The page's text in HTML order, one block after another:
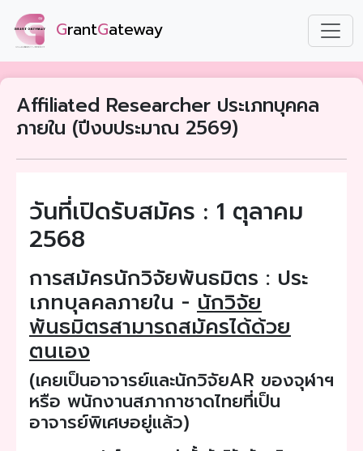
GrantGateway
Affiliated Researcher ประเภทบุคคล
ภายใน (ปีงบประมาณ 2569)
วันที่เปิดรับสมัคร : 1 ตุลาคม
2568
การสมัครนักวิจัยพันธมิตร : ประ
เภทบุลคลภายใน - นักวิจัย
พันธมิตรสามารถสมัครได้ด้วย
ตนเอง
(เคยเป็นอาจารย์และนักวิจัยAR ของจุฬาฯ
หรือ พนักงานสภากาชาดไทยที่เป็น
อาจารย์พิเศษอยู่แล้ว)